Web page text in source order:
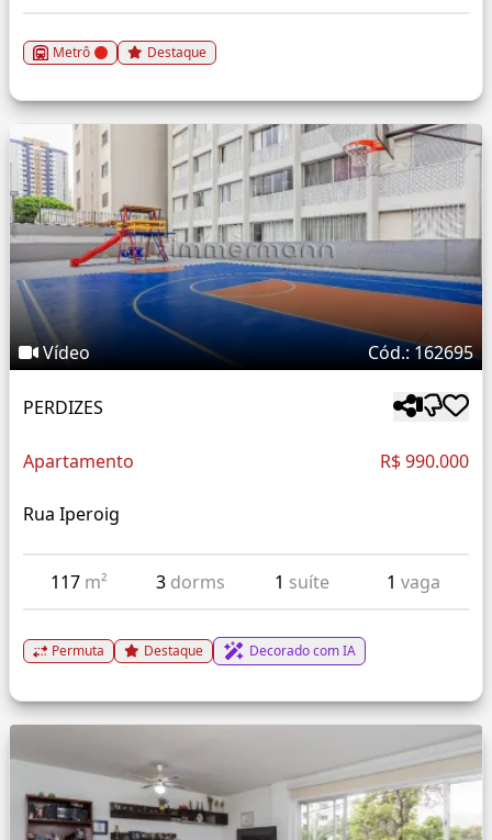
Metrô Destaque
Vídeo Cód.: 162695
PERDIZES
Apartamento R$ 990.000
Rua Iperoig
117 m² 3 dorms 1 suíte 1 vaga
Permuta Destaque Decorado com IA